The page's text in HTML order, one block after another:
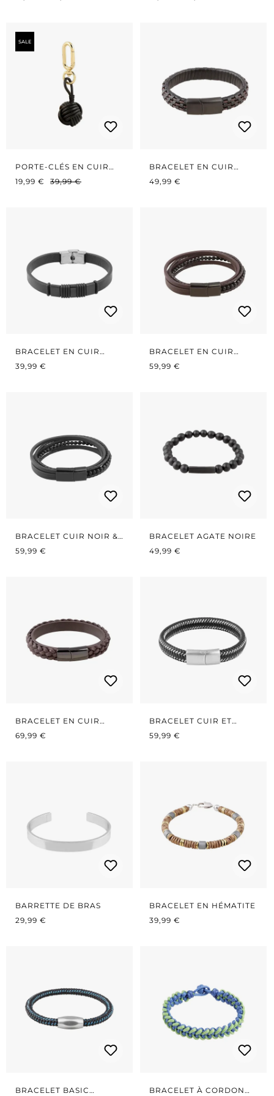
SALE
PORTE-CLÉS EN CUIR
NOIR
PRIX DE VENTE :
19,99 € PRIX RÉGULIER :
39,99 €
BRACELET EN CUIR
TISSÉ
PRIX RÉGULIER :
49,99 €
BRACELET EN CUIR
AVEC MÉTAL
PRIX RÉGULIER :
39,99 €
BRACELET EN CUIR
BRUN & PERLES
PRIX RÉGULIER :
59,99 €
BRACELET CUIR NOIR &
PERLES
PRIX RÉGULIER :
59,99 €
BRACELET AGATE NOIRE
PRIX RÉGULIER :
49,99 €
BRACELET EN CUIR
TRESSÉ
PRIX RÉGULIER :
69,99 €
BRACELET CUIR ET
ACIER
PRIX RÉGULIER :
59,99 €
BARRETTE DE BRAS
PRIX RÉGULIER :
29,99 €
BRACELET EN HÉMATITE
PRIX RÉGULIER :
39,99 €
BRACELET BASIC BRACELET À CORDON